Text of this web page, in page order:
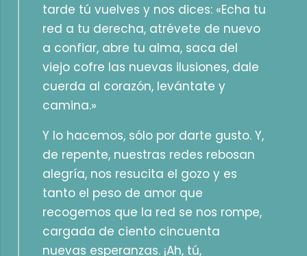
tarde tú vuelves y nos dices: «Echa tu
red a tu derecha, atrévete de nuevo
a confiar, abre tu alma, saca del
viejo cofre las nuevas ilusiones, dale
cuerda al corazón, levántate y
camina.»
Y lo hacemos, sólo por darte gusto. Y,
de repente, nuestras redes rebosan
alegría, nos resucita el gozo y es
tanto el peso de amor que
recogemos que la red se nos rompe,
cargada de ciento cincuenta
nuevas esperanzas. ¡Ah, tú,